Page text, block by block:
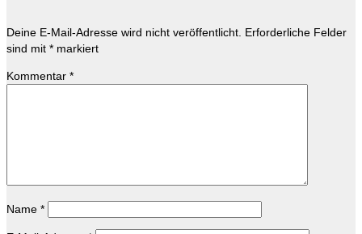
Deine E-Mail-Adresse wird nicht veröffentlicht. Erforderliche Felder
sind mit * markiert
Kommentar *
Name *